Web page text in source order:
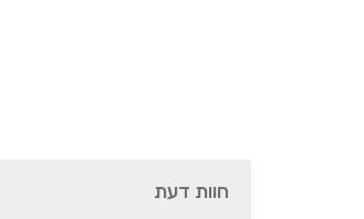
חוות דעת